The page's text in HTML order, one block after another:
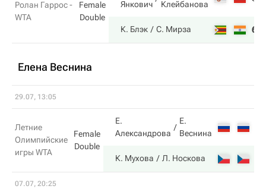
Ролан Гаррос -
WTA
Female
Double
Янкович
Клейбанова
К. Блэк С. Мирза 6
Елена Веснина
29.07, 13:05
Летние
Олимпийские
игры WTA
Female
Double
Е.
Александрова
Е.
Веснина
К. Мухова Л. Носкова
07.07, 20:25